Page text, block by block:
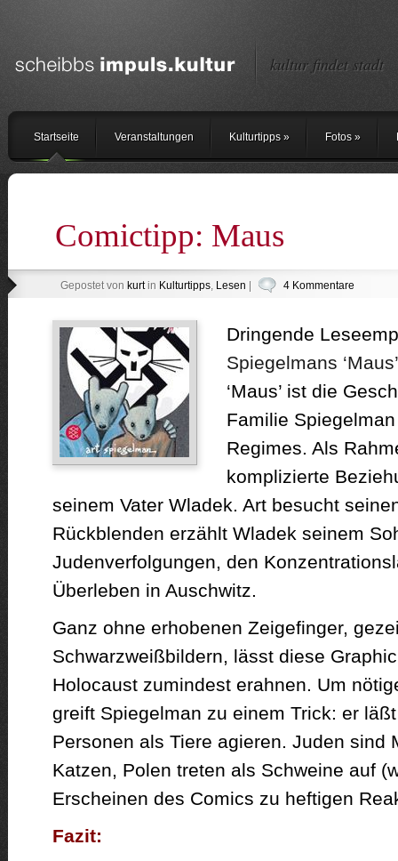
kultur findet stadt
Startseite Veranstaltungen Kulturtipps» Fotos»
Comictipp: Maus
Gepostet von kurtin Kulturtipps, Lesen 4 Kommentare
Dringende
Spiegelmans ‘Maus’
‘Maus’ ist die
Familie
Regimes. Als
komplizierte
seinem Vater Wladek. Art besucht
Rückblenden erzählt Wladek seinem
Judenverfolgungen, den
Überleben in Auschwitz.
Ganz ohne erhobenen Zeigefinger,
Schwarzweißbildern, lässt diese
Holocaust zumindest erahnen. Um
greift Spiegelman zu einem Trick: er
Personen als Tiere agieren. Juden sind
Katzen, Polen treten als Schweine auf
Erscheinen des Comics zu heftigen
Fazit: